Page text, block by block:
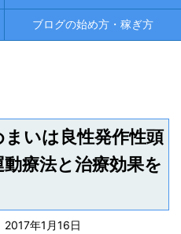
ブログの始め方・稼ぎ方
いは良性発作性頭
療法と治療効果を
2017年1月16日